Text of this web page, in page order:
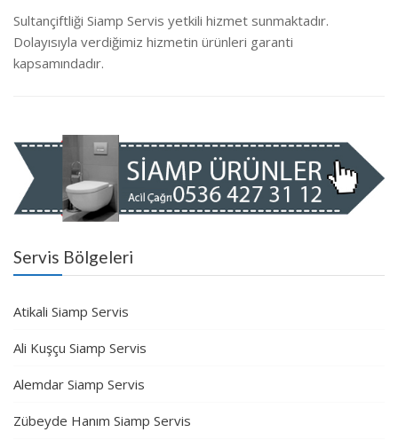
Sultançiftliği Siamp Servis yetkili hizmet sunmaktadır.
Dolayısıyla verdiğimiz hizmetin ürünleri garanti
kapsamındadır.
Servis Bölgeleri
Atikali Siamp Servis
Ali Kuşçu Siamp Servis
Alemdar Siamp Servis
Zübeyde Hanım Siamp Servis